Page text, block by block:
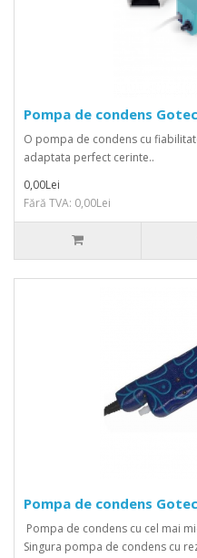
Pompa de condens
O pompa de condens cu
adaptata perfect cerinte..
0,00Lei
Fără TVA: 0,00Lei
Pompa de condens
Pompa de condens cu cel mai
Singura pompa de condens cu